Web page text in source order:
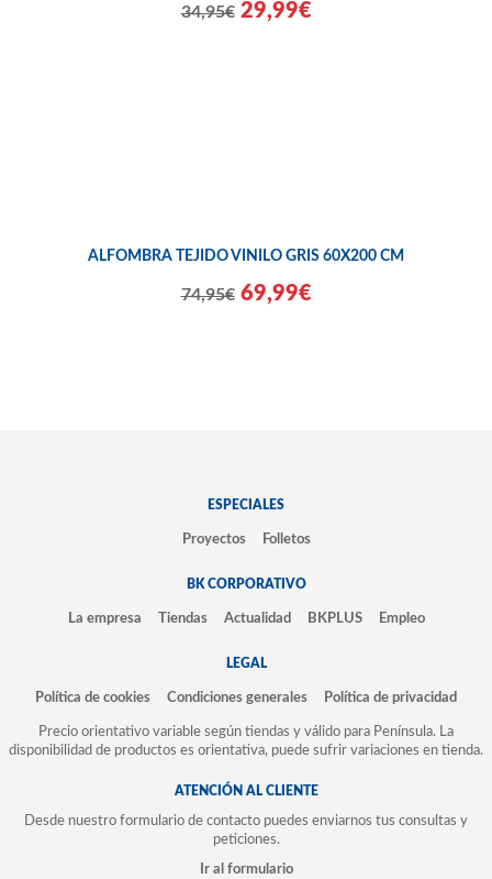
34,95€ 29,99€
ALFOMBRA TEJIDO VINILO GRIS 60X200 CM
74,95€ 69,99€
ESPECIALES
Proyectos Folletos
BK CORPORATIVO
La empresa Tiendas Actualidad BKPLUS Empleo
LEGAL
Política de cookies Condiciones generales Política de privacidad
Precio orientativo variable según tiendas y válido para Península. La
disponibilidad de productos es orientativa, puede sufrir variaciones en tienda.
ATENCIÓN AL CLIENTE
Desde nuestro formulario de contacto puedes enviarnos tus consultas y
peticiones.
Ir al formulario